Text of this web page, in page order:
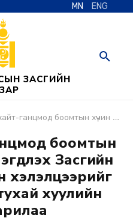
MN ENG
ЗАСГИЙН
нэмэгдүүлэх засгийн газар хоорондын хэлэлцээрийг соёрхон батлах тухай хуулийн төслийг өргөн барилаа
боомтын
Засгийн
хэлэлцээрийг
хуулийн